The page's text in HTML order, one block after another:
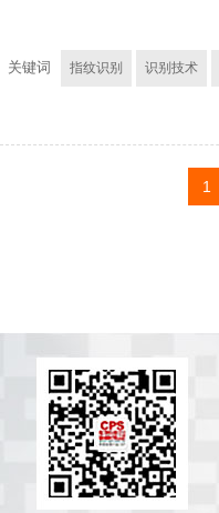
关键词 指纹识别 识别技术
1